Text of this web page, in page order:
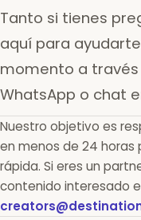
Tanto si tienes
aquí para
momento a través
WhatsApp o chat
Nuestro objetivo es
en menos de 24
rápida. Si eres un
contenido interesado